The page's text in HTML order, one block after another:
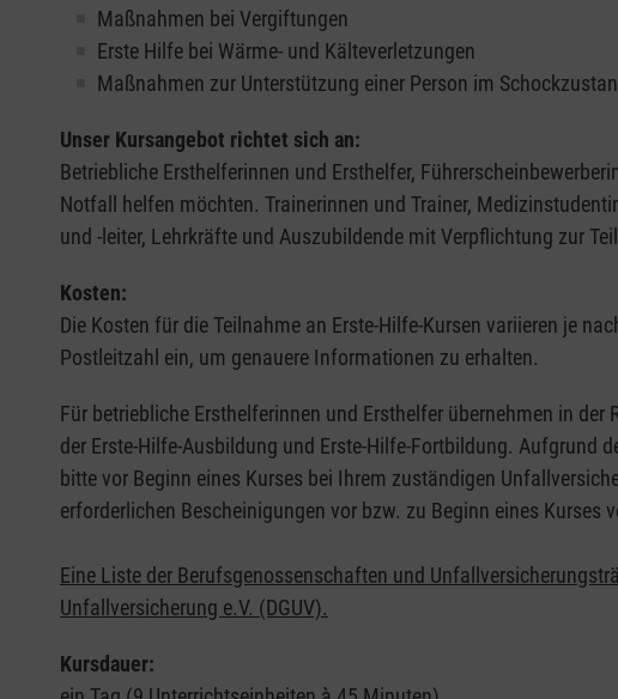
Maßnahmen bei Vergiftungen
Erste Hilfe bei Wärme- und Kälteverletzungen
Maßnahmen zur Unterstützung einer Person im
Unser Kursangebot richtet sich an:
Betriebliche Ersthelferinnen und Ersthelfer,
Notfall helfen möchten. Trainerinnen und Trainer,
und -leiter, Lehrkräfte und Auszubildende mit Verpflichtung zur
Kosten:
Die Kosten für die Teilnahme an Erste-Hilfe-Kursen variieren je
Postleitzahl ein, um genauere Informationen zu erhalten.
Für betriebliche Ersthelferinnen und Ersthelfer übernehmen in
der Erste-Hilfe-Ausbildung und Erste-Hilfe-Fortbildung. Aufgrund
bitte vor Beginn eines Kurses bei Ihrem zuständigen
erforderlichen Bescheinigungen vor bzw. zu Beginn eines Kurses
Eine Liste der Berufsgenossenschaften und
Unfallversicherung e.V. (DGUV).
Kursdauer: